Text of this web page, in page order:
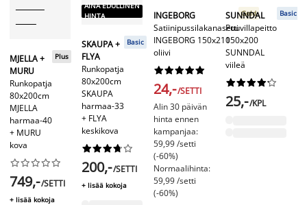
MJELLA +
MURU
Runkopatja
80x200cm
MJELLA
harmaa-40
+ MURU
kova
Plus






749,-/SETTI
+ lisää kokoja
AINA EDULLINEN
HINTA
SKAUPA +
FLYA
Runkopatja
80x200cm
SKAUPA
harmaa-33
+ FLYA
keskikova
Basic






200,-/SETTI
+ lisää kokoja
INGEBORG
Satiinipussilakanasetti
INGEBORG 150x210
oliivi
Gold






24,-/SETTI
Alin 30 päivän
hinta ennen
kampanjaa:
59,99 /setti
(-60%)
Normaalihinta:
59,99 /setti
(-60%)
SUNNDAL
Puuvillapeitto
150x200
SUNNDAL
viileä
Basic






25,-/KPL